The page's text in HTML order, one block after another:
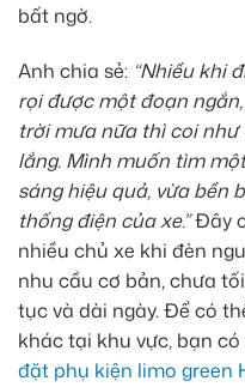
bất ngờ.
Anh chia sẻ: “Nhiều khi
rọi được một đoạn
trời mưa nữa thì coi như
lắng. Mình muốn tìm
sáng hiệu quả, vừa bền
thống điện của xe.”Đây
nhiều chủ xe khi đèn
nhu cầu cơ bản, chưa
tục và dài ngày. Để có
khác tại khu vực, bạn
đặt phụ kiện limo green